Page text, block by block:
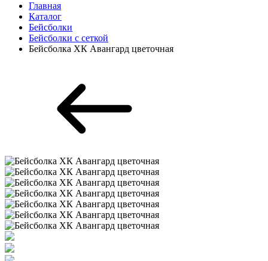
Главная
Каталог
Бейсболки
Бейсболки с сеткой
Бейсболка ХК Авангард цветочная